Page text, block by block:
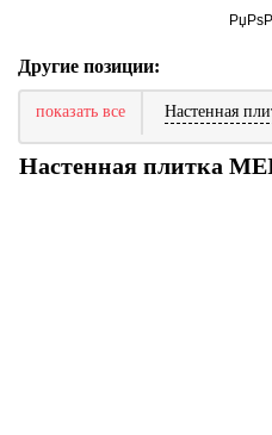
Другие позиции:
показать все Настенная
Настенная плитка